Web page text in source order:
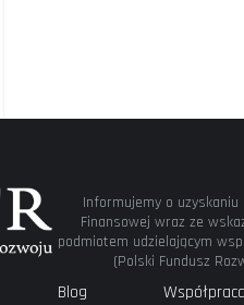
Informujemy o uzyskaniu
Finansowej wraz ze
podmiotem udzielającym
(Polski Fundusz
Blog Współpraca